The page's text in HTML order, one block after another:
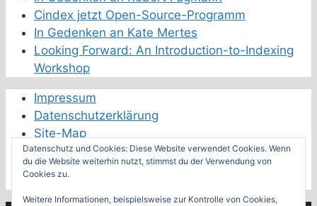
Cindex jetzt Open-Source-Programm
In Gedenken an Kate Mertes
Looking Forward: An Introduction-to-Indexing
Workshop
Impressum
Datenschutzerklärung
Site-Map
Schwester-Fachverbände
Feeds der Fachverbände
Datenschutz und Cookies: Diese Website verwendet Cookies. Wenn
du die Website weiterhin nutzt, stimmst du der Verwendung von
Cookies zu.
Weitere Informationen, beispielsweise zur Kontrolle von Cookies,